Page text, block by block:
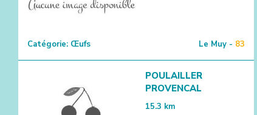
Catégorie: Œufs Le Muy - 83
POULAILLER
PROVENCAL
15.3 km